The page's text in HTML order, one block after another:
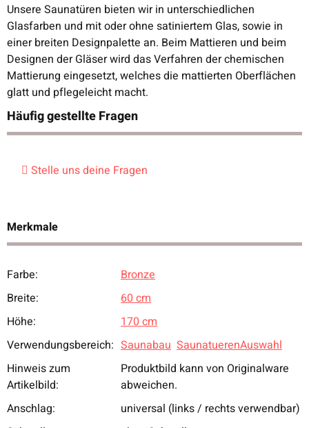
Unsere Saunatüren bieten wir in unterschiedlichen
Glasfarben und mit oder ohne satiniertem Glas, sowie in
einer breiten Designpalette an. Beim Mattieren und beim
Designen der Gläser wird das Verfahren der chemischen
Mattierung eingesetzt, welches die mattierten Oberflächen
glatt und pflegeleicht macht.
Häufig gestellte Fragen
Stelle uns deine Fragen
Merkmale
Produkteigenschaft
Wert
Farbe:
Bronze
Breite:
60 cm
Höhe:
170 cm
Verwendungsbereich: Saunabau SaunatuerenAuswahl
Hinweis zum
Artikelbild:
Produktbild kann von Originalware
abweichen.
Anschlag:
universal (links / rechts verwendbar)